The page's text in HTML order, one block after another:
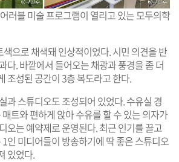
러블 미술 프로그램이 열리고 있는 모두의학
으로 채색돼 인상적이었다. 시민 의견을 반
다. 바깥에서 들어오는 채광과 풍경을 좀 더
조성된 공간이 3층 복도라고 한다.
과 스튜디오도 조성되어 있었다. 수유실 경
트와 편하게 앉아 수유를 할 수 있는 의자가
오는 예약제로 운영된다. 최근 인기를 끌고
1인 미디어들이 방송하기에 딱 좋은 스튜디오
있었다.